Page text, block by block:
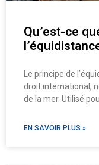
Qu’est-ce
Le principe de
droit international,
de la mer. Utilisé
EN SAVOIR PLUS »